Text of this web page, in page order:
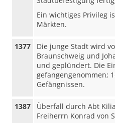
Ein wichtiges Privileg
Märkten.
1377
Die junge Stadt wird
Braunschweig und
und geplündert. Die
gefangengenommen;
Gefängnissen.
1387
Überfall durch Abt
Freiherrn Konrad von